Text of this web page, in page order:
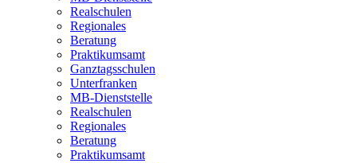
Realschulen
Regionales
Beratung
Praktikumsamt
Ganztagsschulen
Unterfranken
MB-Dienststelle
Realschulen
Regionales
Beratung
Praktikumsamt